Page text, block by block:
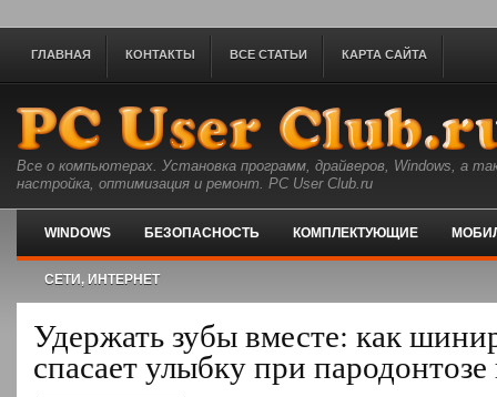
ГЛАВНАЯ КОНТАКТЫ ВСЕ СТАТЬИ КАРТА САЙТА
Все о компьютерах. Установка программ, драйверов, Windows, а
настройка, оптимизация и ремонт. PC User Club.ru
WINDOWS БЕЗОПАСНОСТЬ КОМПЛЕКТУЮЩИЕ
СЕТИ, ИНТЕРНЕТ
Удержать зубы вместе: как
спасает улыбку при